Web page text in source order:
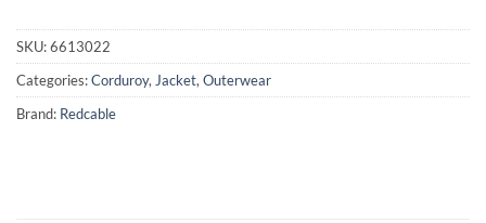
SKU:6613022
Categories:Corduroy, Jacket, Outerwear
Brand: Redcable